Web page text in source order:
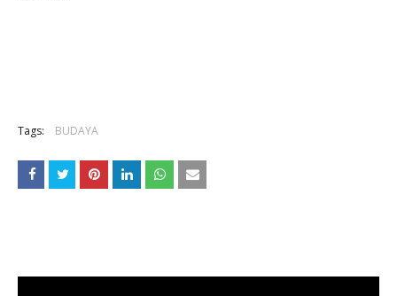
Tags: BUDAYA